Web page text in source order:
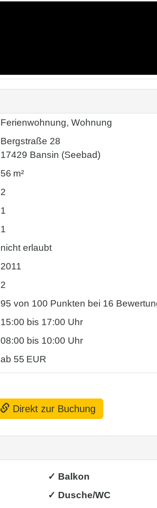
Ferienwohnung, Wohnung
Bergstraße 28
17429 Bansin (Seebad)
56 m²
2
1
1
nicht erlaubt
2011
2
95 von 100 Punkten bei 16
15:00 bis 17:00 Uhr
08:00 bis 10:00 Uhr
ab 55 EUR
Direkt zur Buchung
✓ Balkon
✓ Dusche/WC